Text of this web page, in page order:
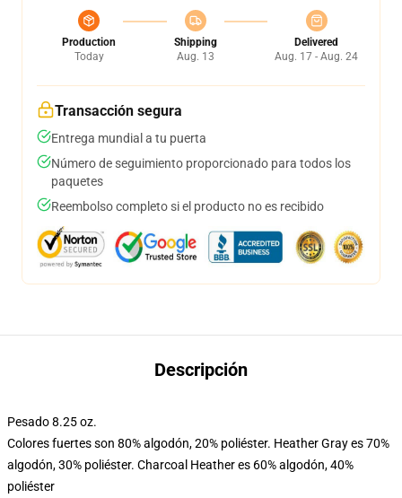
Production
Today
Shipping
Aug. 13
Delivered
Aug. 17 - Aug. 24
Transacción segura
Entrega mundial a tu puerta
Número de seguimiento proporcionado para todos los
paquetes
Reembolso completo si el producto no es recibido
Descripción
Pesado 8.25 oz.
Colores fuertes son 80% algodón, 20% poliéster. Heather Gray es 70%
algodón, 30% poliéster. Charcoal Heather es 60% algodón, 40%
poliéster